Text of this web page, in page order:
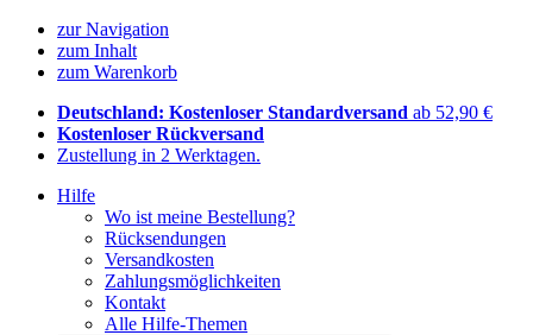
zur Navigation
zum Inhalt
zum Warenkorb
Deutschland: Kostenloser Standardversand ab 52,90 €
Kostenloser Rückversand
Zustellung in 2 Werktagen.
Hilfe
Wo ist meine Bestellung?
Rücksendungen
Versandkosten
Zahlungsmöglichkeiten
Kontakt
Alle Hilfe-Themen